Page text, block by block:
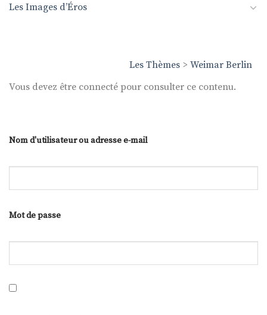
Les Thèmes > Weimar Berlin
Vous devez être connecté pour consulter ce contenu.
Nom d'utilisateur ou adresse e-mail
Mot de passe
Les Images d’Éros